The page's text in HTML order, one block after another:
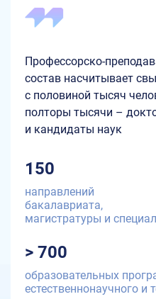
Профессорско-
состав насчитывает
с половиной тысяч
полторы тысячи –
и кандидаты наук
150
направлений
бакалавриата,
магистратуры и
> 700
образовательных
естественнонаучного и